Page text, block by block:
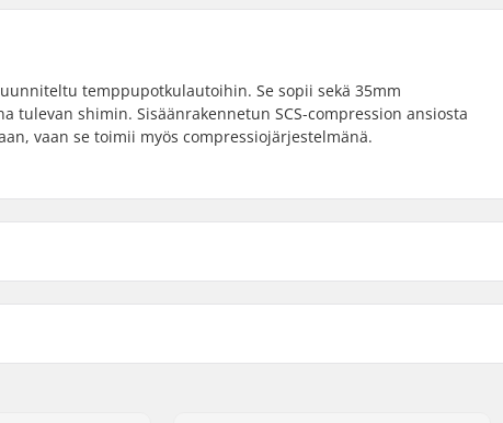
temppupotkulautoihin. Se sopii sekä 35mm
shimin. Sisäänrakennetun SCS-compression ansiosta
vaan se toimii myös compressiojärjestelmänä.
(Oversized)
Materiaali:
Compressiopultti: